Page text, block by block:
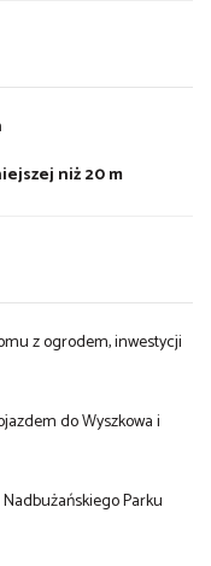
niż 20 m
z ogrodem, inwestycji
do Wyszkowa i
Parku